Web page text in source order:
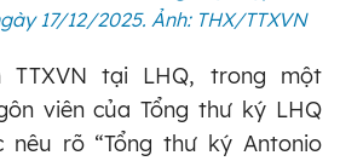
17/12/2025. Ảnh: THX/TTXVN
TTXVN tại LHQ, trong một
viên của Tổng thư ký LHQ
nêu rõ “Tổng thư ký Antonio